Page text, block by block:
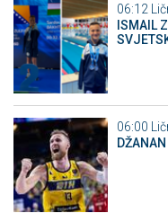
06:12
ISMAIL
06:00